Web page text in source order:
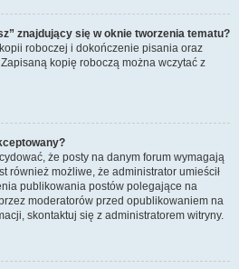
znajdujący się w oknie tworzenia tematu?
roboczej i dokończenie pisania oraz
kopię roboczą można wczytać z
że posty na danym forum wymagają
również możliwe, że administrator umieścił
publikowania postów polegające na
moderatorów przed opublikowaniem na
skontaktuj się z administratorem witryny.